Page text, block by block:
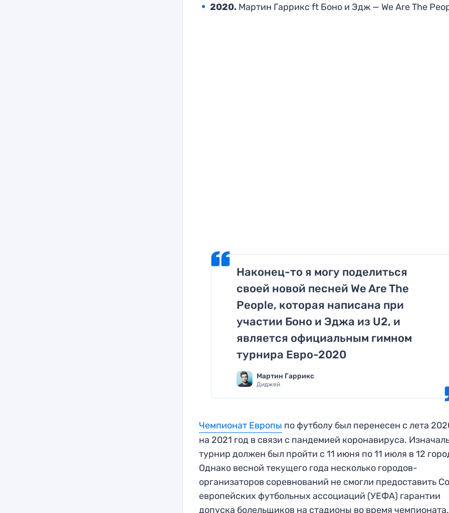
2020. Мартин Гаррикс ft Боно и Эдж — We Are The
Наконец-то я могу поделиться
своей новой песней We Are The
People, которая написана при
участии Боно и Эджа из U2, и
является официальным гимном
турнира Евро-2020
Мартин Гаррикс
Диджей
Чемпионат Европы по футболу был перенесен с лета
на 2021 год в связи с пандемией коронавируса.
турнир должен был пройти с 11 июня по 11 июля в 12
Однако весной текущего года несколько городов-
организаторов соревнований не смогли предоставить
европейских футбольных ассоциаций (УЕФА) гарантии
допуска болельщиков на стадионы во время чемпионата.